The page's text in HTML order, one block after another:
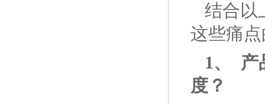
结合以
这些痛
1、
产
度？